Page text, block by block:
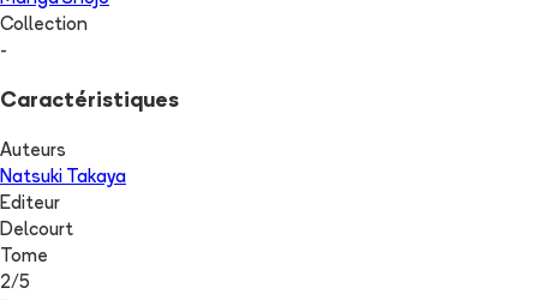
Collection
-
Caractéristiques
Auteurs
Natsuki Takaya
Editeur
Delcourt
Tome
2/5